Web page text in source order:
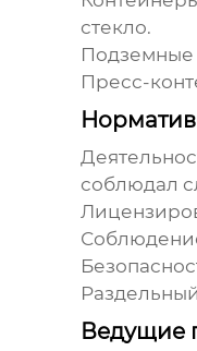
стекло.
Подземные
Пресс-
соблюдал
Ведущие